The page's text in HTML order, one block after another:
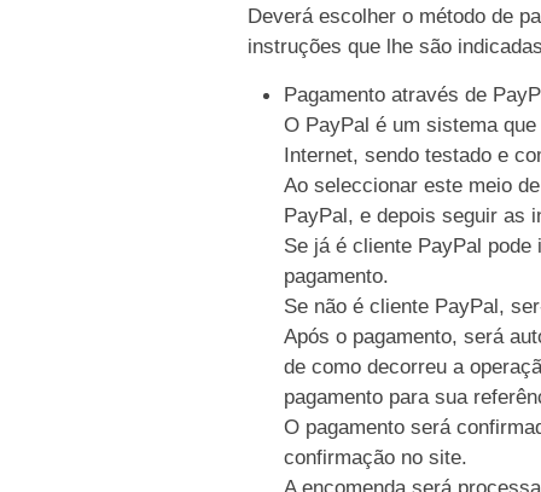
Deverá escolher o método de
instruções que lhe são
Pagamento através de
O PayPal é um sistema
Internet, sendo testado e
Ao seleccionar este meio
PayPal, e depois seguir as
Se já é cliente PayPal
pagamento.
Se não é cliente PayPal,
Após o pagamento, será
de como decorreu a
pagamento para sua
O pagamento será
confirmação no site.